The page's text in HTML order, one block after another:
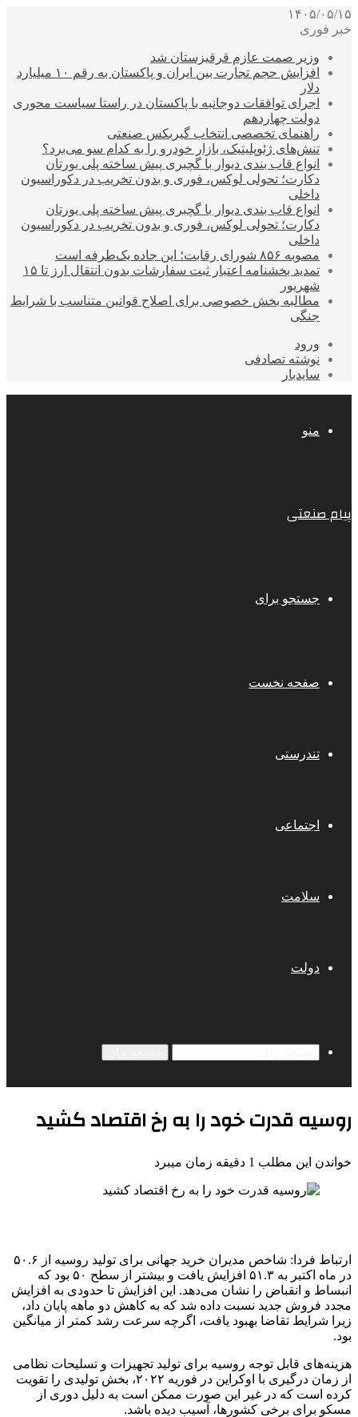
۱۴۰۵/۰۵/۱۵
خبر فوری
وزیر صمت عازم قرقیزستان شد
افزایش حجم تجارت بین ایران و پاکستان به رقم ۱۰ میلیارد
دلار
اجرای توافقات دوجانبه با پاکستان در راستا سیاست محوری
دولت چهاردهم
راهنمای تخصصی انتخاب گیربکس صنعتی
تنش‌های ژئوپلیتیک، بازار خودرو را به کدام سو می‌برد؟
انواع قاب بندی دیوار با گچبری پیش ساخته پلی یورتان
دکارت؛ تحولی لوکس، فوری و بدون تخریب در دکوراسیون
داخلی
انواع قاب بندی دیوار با گچبری پیش ساخته پلی یورتان
دکارت؛ تحولی لوکس، فوری و بدون تخریب در دکوراسیون
داخلی
مصوبه ۸۵۶ شورای رقابت؛ این جاده یک‌طرفه است
تمدید بخشنامه اعتبار ثبت سفارشات بدون انتقال ارز تا ۱۵
شهریور
مطالبه بخش خصوصی برای اصلاح قوانین متناسب با شرایط
جنگی
ورود
نوشته تصادفی
سایدبار
منو
پیام صنعتی
جستجو برای
صفحه نخست
تندرستی
اجتماعی
سلامت
دولت
روسیه قدرت خود را به رخ اقتصاد کشید
خواندن این مطلب 1 دقیقه زمان میبرد
ارتباط فردا: شاخص مدیران خرید جهانی برای تولید روسیه از ۵۰.۶
در ماه اکتبر به ۵۱.۳ افزایش یافت و بیشتر از سطح ۵۰ بود که
انبساط و انقباض را نشان می‌دهد. این افزایش تا حدودی به افزایش
مجدد فروش جدید نسبت داده شد که به کاهش دو ماهه پایان داد،
زیرا شرایط تقاضا بهبود یافت، اگرچه سرعت رشد کمتر از میانگین
بود.
هزینه‌های قابل توجه روسیه برای تولید تجهیزات و تسلیحات نظامی
از زمان درگیری با اوکراین در فوریه ۲۰۲۲، بخش تولیدی را تقویت
کرده است که در غیر این صورت ممکن است به دلیل دوری از
مسکو برای برخی کشورها، آسیب دیده باشد.